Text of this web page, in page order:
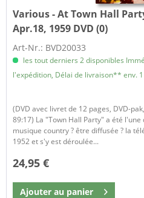
Various - At Town Hall
Apr.18, 1959 DVD (0)
Art-Nr.: BVD20033
les tout derniers 2 disponibles
l'expédition, Délai de livraison** env.
(DVD avec livret de 12 pages, DVD-
89:17) La "Town Hall Party" a été
musique country ? être diffusée ? la
1952 et s'y est déroulée...
24,95 €
Ajouter au panier